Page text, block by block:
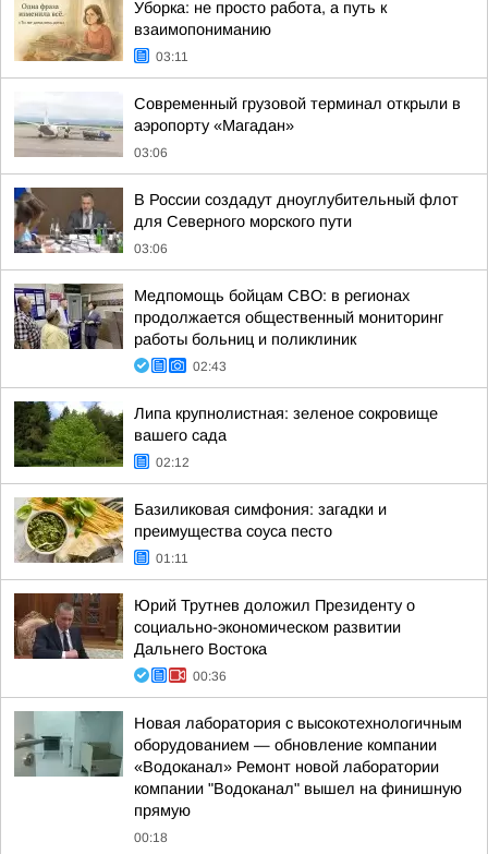
Уборка: не просто работа, а путь к
взаимопониманию
03:11
Современный грузовой терминал открыли в
аэропорту «Магадан»
03:06
В России создадут дноуглубительный флот
для Северного морского пути
03:06
Медпомощь бойцам СВО: в регионах
продолжается общественный мониторинг
работы больниц и поликлиник
02:43
Липа крупнолистная: зеленое сокровище
вашего сада
02:12
Базиликовая симфония: загадки и
преимущества соуса песто
01:11
Юрий Трутнев доложил Президенту о
социально-экономическом развитии
Дальнего Востока
00:36
Новая лаборатория с высокотехнологичным
оборудованием — обновление компании
«Водоканал» Ремонт новой лаборатории
компании "Водоканал" вышел на финишную
прямую
00:18